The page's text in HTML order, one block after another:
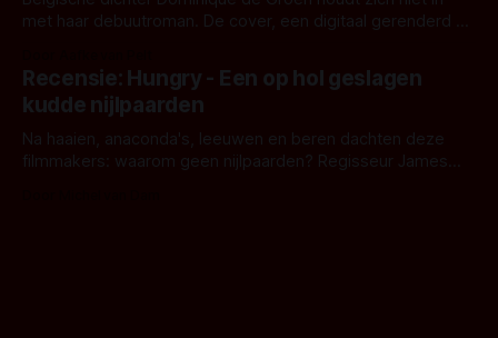
met haar debuutroman. De cover, een digitaal gerenderd en
achtergrond, belooft iets kleurrijks maar onheilspellends,
iets ongrijpbaars. En dat maakt De Groen met ieder woord
waar.
Recensie: Hungry - Een op hol geslagen
kudde nijlpaarden
Na haaien, anaconda's, leeuwen en beren dachten deze
filmmakers: waarom geen nijlpaarden? Regisseur James